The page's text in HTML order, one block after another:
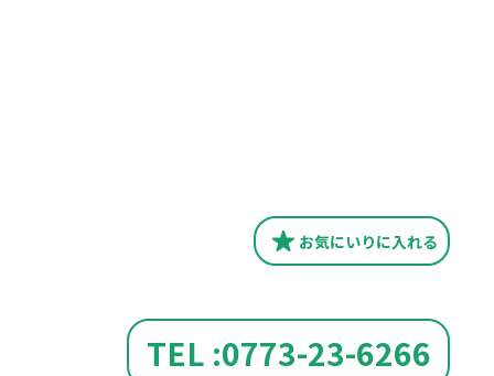
お気にいりに入れる
TEL :0773-23-6266